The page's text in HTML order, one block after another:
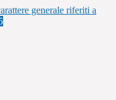
generale riferiti a